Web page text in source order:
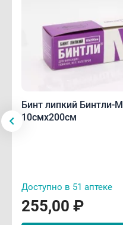
Бинт липкий Бинтли-М
10смх200см
Доступно в 51 аптеке
255,00 ₽